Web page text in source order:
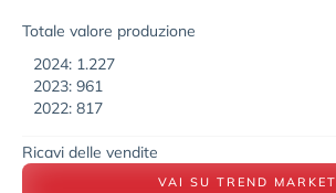
Totale valore produzione
2024: 1.227
2023: 961
2022: 817
Ricavi delle vendite
VAI SU TREND MARKET